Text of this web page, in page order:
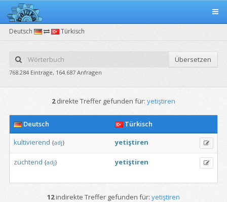
Deutsch Türkisch
Übersetzen
768.284 Einträge, 164.687 Anfragen
2direkte Treffer gefunden für: yetiştiren
Deutsch
Türkisch
kultivierend {adj} yetiştiren
züchtend {adj} yetiştiren
12indirekte Treffer gefunden für: yetiştiren